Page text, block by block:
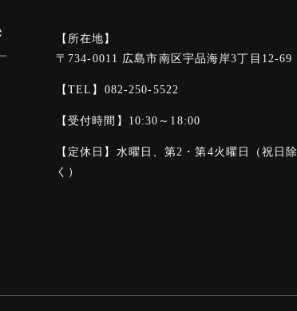
【所在地】
〒734-0011 広島市南区宇品海岸3丁目12-69
【TEL】 082-250-5522
【受付時間】10:30～18:00
【定休日】水曜日、第2・第4火曜日（祝日除
く）